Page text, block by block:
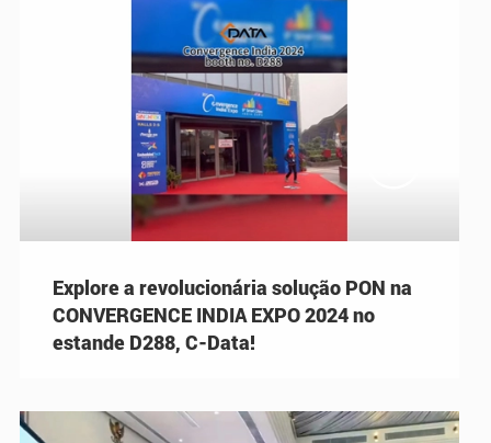
Explore a revolucionária solução PON na
CONVERGENCE INDIA EXPO 2024 no
estande D288, C-Data!